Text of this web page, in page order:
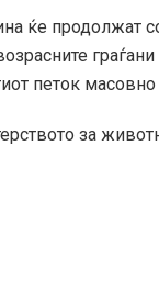
ќе продолжат
петок масовно
за